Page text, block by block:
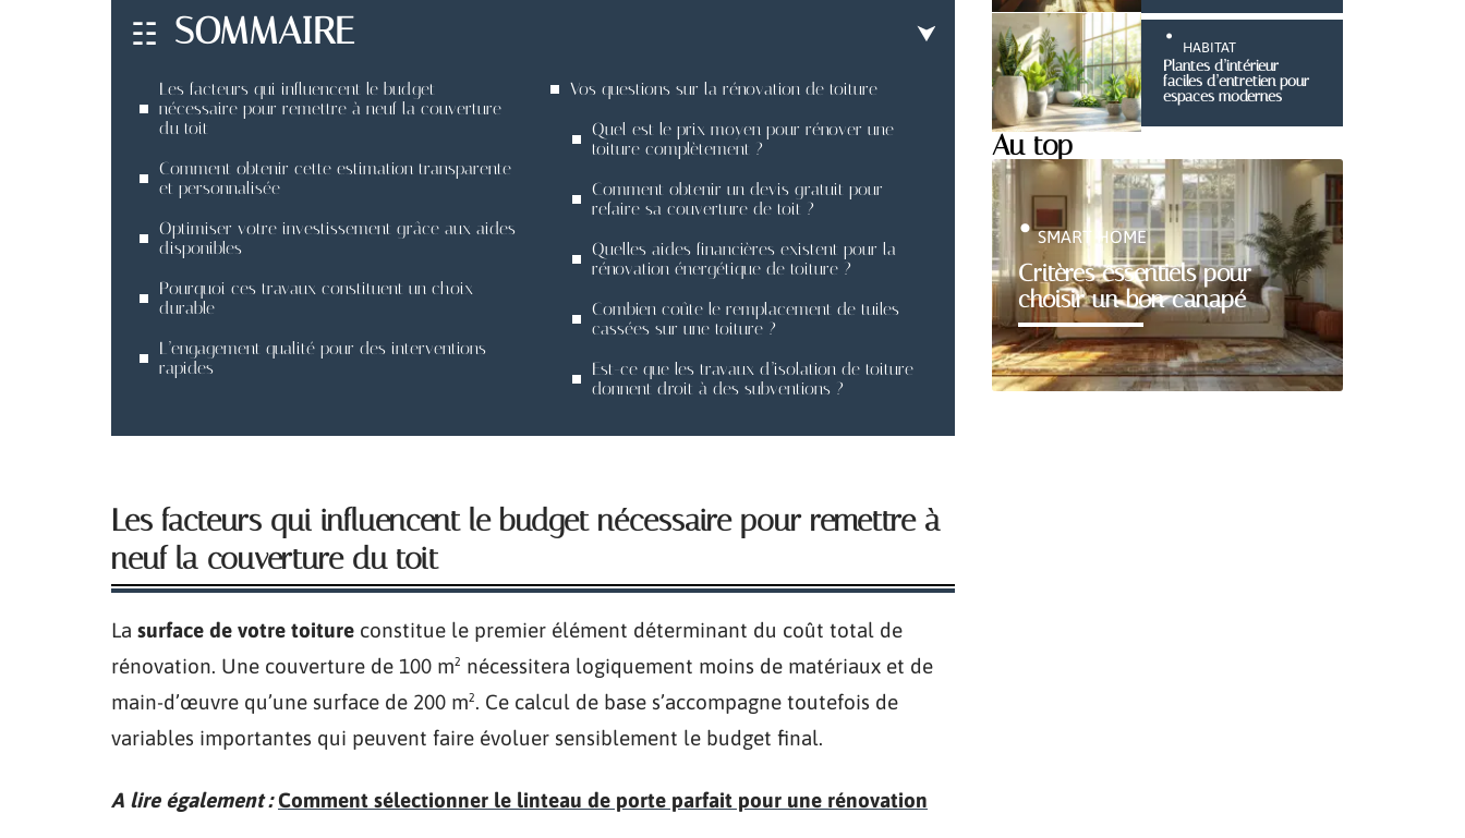
SOMMAIRE
Les facteurs qui influencent le budget
nécessaire pour remettre à neuf la couverture
du toit
Comment obtenir cette estimation transparente
et personnalisée
Optimiser votre investissement grâce aux aides
disponibles
Pourquoi ces travaux constituent un choix
durable
L’engagement qualité pour des interventions
rapides
Vos questions sur la rénovation de toiture
Quel est le prix moyen pour rénover une
toiture complètement ?
Comment obtenir un devis gratuit pour
refaire sa couverture de toit ?
Quelles aides financières existent pour la
rénovation énergétique de toiture ?
Combien coûte le remplacement de tuiles
cassées sur une toiture ?
Est-ce que les travaux d’isolation de toiture
donnent droit à des subventions ?
Les facteurs qui influencent le budget nécessaire pour remettre à
neuf la couverture du toit
La surface de votre toiture constitue le premier élément déterminant du coût total de
rénovation. Une couverture de 100 m² nécessitera logiquement moins de matériaux et de
main-d’œuvre qu’une surface de 200 m². Ce calcul de base s’accompagne toutefois de
variables importantes qui peuvent faire évoluer sensiblement le budget final.
A lire également : Comment sélectionner le linteau de porte parfait pour une rénovation
HABITAT
Plantes d’intérieur
faciles d’entretien pour
espaces modernes
Au top
Critères essentiels pour
choisir un bon canapé
SMART HOME